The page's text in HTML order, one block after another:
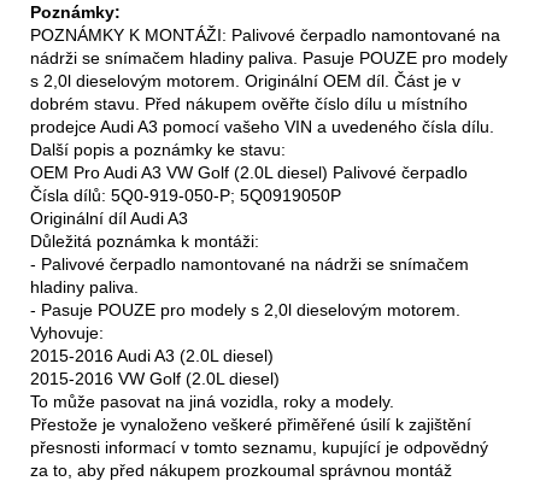
Poznámky:
POZNÁMKY K MONTÁŽI: Palivové čerpadlo namontované na
nádrži se snímačem hladiny paliva. Pasuje POUZE pro modely
s 2,0l dieselovým motorem. Originální OEM díl. Část je v
dobrém stavu. Před nákupem ověřte číslo dílu u místního
prodejce Audi A3 pomocí vašeho VIN a uvedeného čísla dílu.
Další popis a poznámky ke stavu:
OEM Pro Audi A3 VW Golf (2.0L diesel) Palivové čerpadlo
Čísla dílů: 5Q0-919-050-P; 5Q0919050P
Originální díl Audi A3
Důležitá poznámka k montáži:
- Palivové čerpadlo namontované na nádrži se snímačem
hladiny paliva.
- Pasuje POUZE pro modely s 2,0l dieselovým motorem.
Vyhovuje:
2015-2016 Audi A3 (2.0L diesel)
2015-2016 VW Golf (2.0L diesel)
To může pasovat na jiná vozidla, roky a modely.
Přestože je vynaloženo veškeré přiměřené úsilí k zajištění
přesnosti informací v tomto seznamu, kupující je odpovědný
za to, aby před nákupem prozkoumal správnou montáž